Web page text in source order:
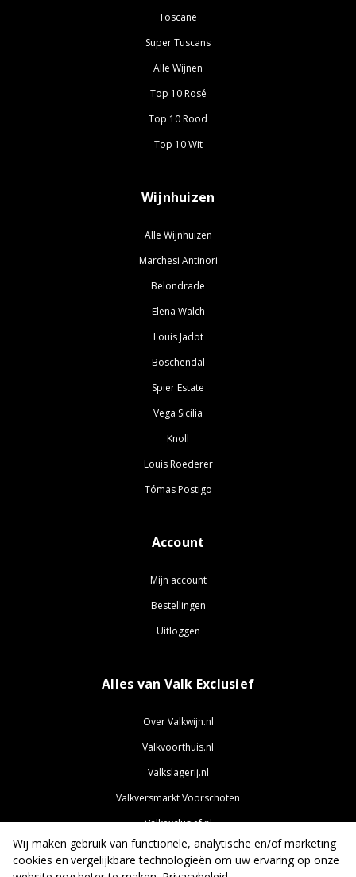
Toscane
Super Tuscans
Alle Wijnen
Top 10 Rosé
Top 10 Rood
Top 10 Wit
Wijnhuizen
Alle Wijnhuizen
Marchesi Antinori
Belondrade
Elena Walch
Louis Jadot
Boschendal
Spier Estate
Vega Sicilia
Knoll
Louis Roederer
Tómas Postigo
Account
Mijn account
Bestellingen
Uitloggen
Alles van Valk Exclusief
Over Valkwijn.nl
Valkvoorthuis.nl
Valkslagerij.nl
Valkversmarkt Voorschoten
Valkexclusief.nl
Valkjobs.nl
Wij maken gebruik van functionele, analytische en/of marketing
cookies en vergelijkbare technologieën om uw ervaring op onze